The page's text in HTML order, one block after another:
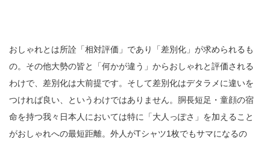
おしゃれとは所詮「相対評価」であり「差別化」が求められるも
の。その他大勢の皆と「何かが違う」からおしゃれと評価される
わけで、差別化は大前提です。そして差別化はデタラメに違いを
つければ良い、というわけではありません。胴長短足・童顔の宿
命を持つ我々日本人においては特に「大人っぽさ」を加えること
がおしゃれへの最短距離。外人がTシャツ1枚でもサマになるの